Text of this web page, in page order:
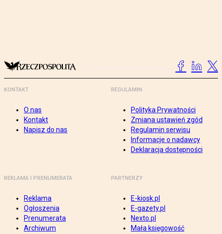
KONTAKT
O nas
Kontakt
Napisz do nas
REGULAMIN
Polityka Prywatności
Zmiana ustawień zgód
Regulamin serwisu
Informacje o nadawcy
Deklaracja dostępności
REKLAMA I PRENUMERATA
Reklama
Ogłoszenia
Prenumerata
Archiwum
PARTNERZY
E-kiosk.pl
E-gazety.pl
Nexto.pl
Mała księgowość